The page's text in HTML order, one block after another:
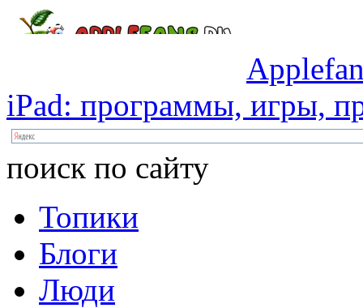
iPad: программы, игры,
поиск по сайту
Топики
Блоги
Люди